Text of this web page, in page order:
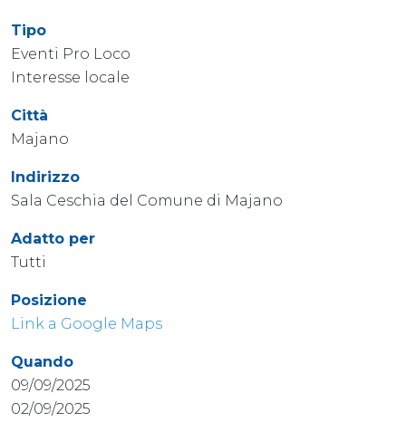
Tipo
Eventi Pro Loco
Interesse locale
Città
Majano
Indirizzo
Sala Ceschia del Comune di Majano
Adatto per
Tutti
Posizione
Link a Google Maps
Quando
09/09/2025
02/09/2025